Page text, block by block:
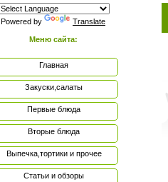
Powered by Translate
Меню сайта:
Главная
Закуски,салаты
Первые блюда
Вторые блюда
Выпечка,тортики и прочее
Статьи и обзоры